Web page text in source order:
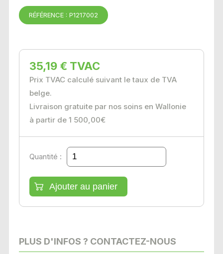
RÉFÉRENCE : P1217002
35,19 € TVAC
Prix TVAC calculé suivant le taux de TVA
belge.
Livraison gratuite par nos soins en Wallonie
à partir de 1 500,00€
Quantité :
PLUS D'INFOS ? CONTACTEZ-NOUS